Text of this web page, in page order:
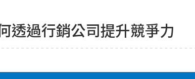
透過行銷公司提升競爭力